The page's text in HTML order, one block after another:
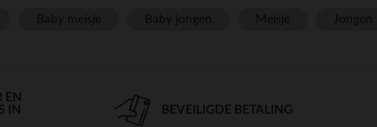
EN
IN
BEVEILIGDE BETALING